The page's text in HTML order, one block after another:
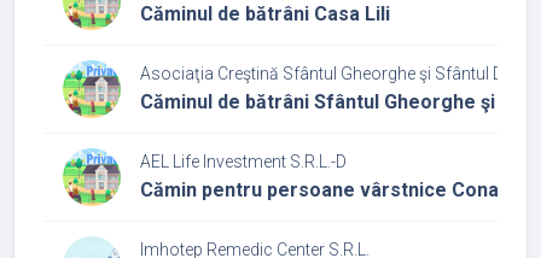
Căminul de bătrâni Casa Lili
Asociaţia Creştină Sfântul Gheorghe şi Sfântul
Căminul de bătrâni Sfântul Gheorghe şi
AEL Life Investment S.R.L.-D
Cămin pentru persoane vârstnice Conacul
Imhotep Remedic Center S.R.L.